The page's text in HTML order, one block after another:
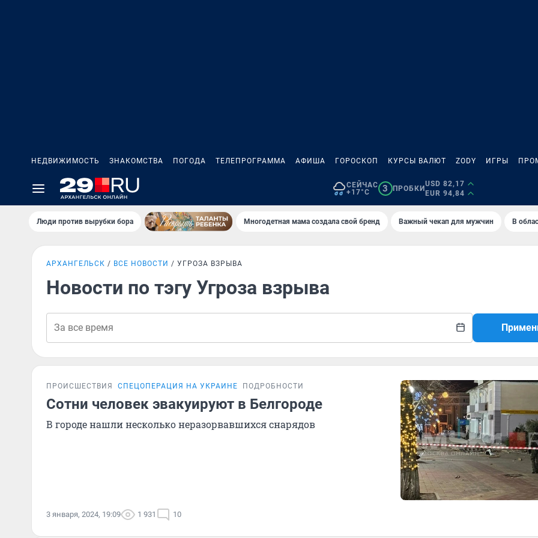
НЕДВИЖИМОСТЬ ЗНАКОМСТВА ПОГОДА ТЕЛЕПРОГРАММА АФИША ГОРОСКОП КУРСЫ ВАЛЮТ ZODY ИГРЫ
СЕЙЧАС
+17°C
3 ПРОБКИ
USD 82,17
EUR 94,84
Люди против вырубки бора Многодетная мама создала свой бренд Важный чекап для мужчин В
АРХАНГЕЛЬСК ВСЕ НОВОСТИ УГРОЗА ВЗРЫВА
Новости по тэгу Угроза взрыва
ПРОИСШЕСТВИЯ СПЕЦОПЕРАЦИЯ НА УКРАИНЕ ПОДРОБНОСТИ
Сотни человек эвакуируют в Белгороде
В городе нашли несколько неразорвавшихся снарядов
3 января, 2024, 19:09 1 931 10